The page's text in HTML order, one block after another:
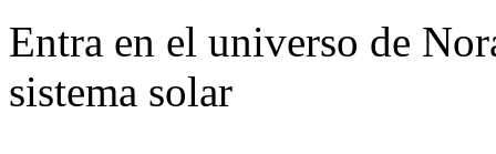
Entra en el universo de
sistema solar